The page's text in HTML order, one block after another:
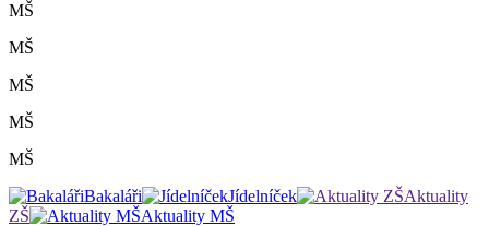
MŠ
MŠ
MŠ
MŠ
MŠ
Bakaláři
Jídelníček
Aktuality
ZŠ
Aktuality MŠ